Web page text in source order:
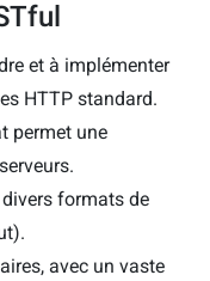
et à implémenter
HTTP standard.
permet une
formats de
avec un vaste